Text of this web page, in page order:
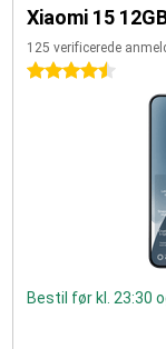
Xiaomi 15
125 verificerede
4.5 stjerner
Bestil før kl. 23:30